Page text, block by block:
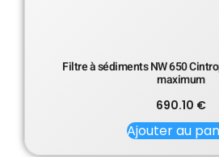
Filtre à sédiments NW 650
maximum
690.10 €
Ajouter au